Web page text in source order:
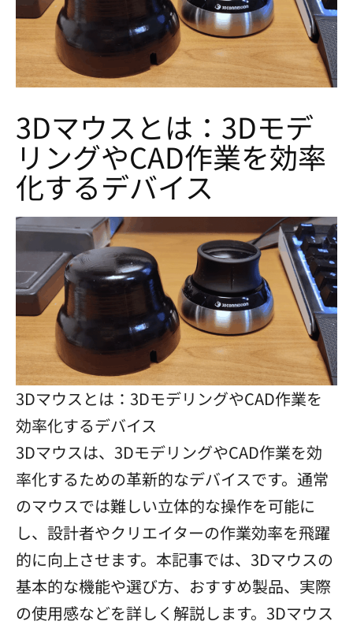
3Dマウスとは：3Dモデ
リングやCAD作業を効率
化するデバイス
3Dマウスとは：3DモデリングやCAD作業を
効率化するデバイス
3Dマウスは、3DモデリングやCAD作業を効
率化するための革新的なデバイスです。通常
のマウスでは難しい立体的な操作を可能に
し、設計者やクリエイターの作業効率を飛躍
的に向上させます。本記事では、3Dマウスの
基本的な機能や選び方、おすすめ製品、実際
の使用感などを詳しく解説します。3Dマウス